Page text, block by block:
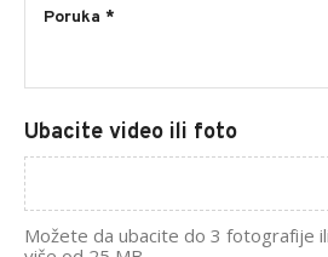
Ubacite video ili foto
Možete da ubacite do 3 fotografije